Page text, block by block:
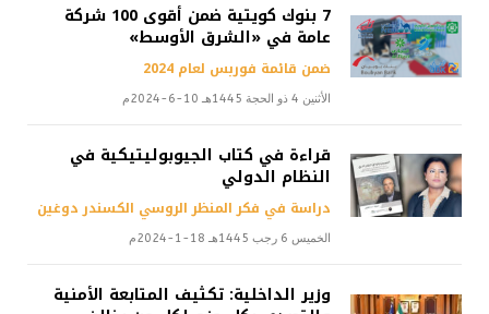
7 بنوك كويتية ضمن أقوى 100 شركة
عامة في «الشرق الأوسط»
ضمن قائمة فوربس لعام 2024
الأثنين 4 ذو الحجة 1445هـ 10-6-2024م
قراءة في كتاب الجيوبوليتيكية في
النظام الدولي
دراسة في فكر المنظر الروسي الكسندر دوغين
الخميس 6 رجب 1445هـ 18-1-2024م
وزير الداخلية: تكثيف المتابعة الأمنية